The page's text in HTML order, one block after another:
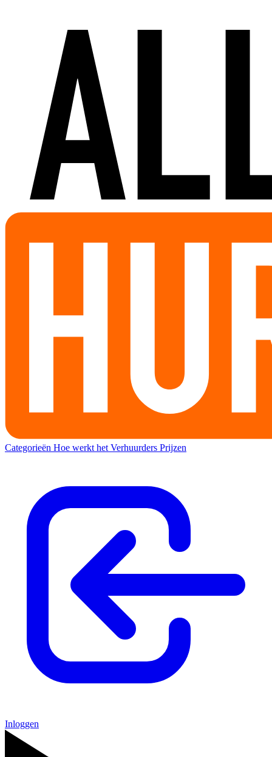
Categorieën Hoe werkt het Verhuurders Prijzen
Inloggen